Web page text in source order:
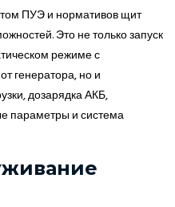
ПУЭ и нормативов щит
Это не только запуск
режиме с
генератора, но и
дозарядка АКБ,
параметры и система